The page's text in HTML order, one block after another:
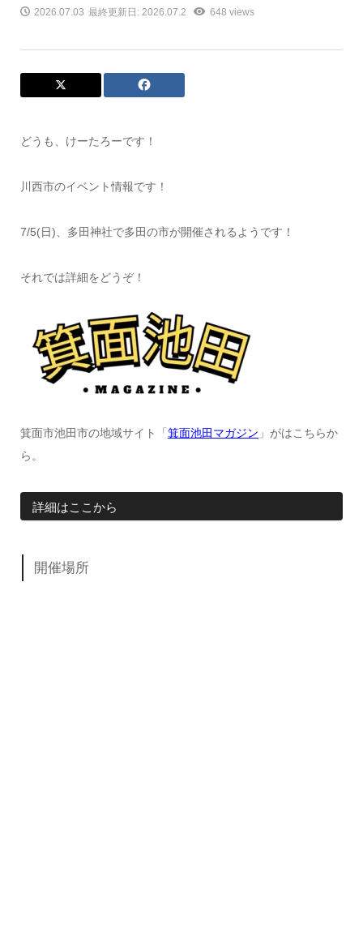
2026.07.03 最終更新日: 2026.07.2 648 views
どうも、けーたろーです！
川西市のイベント情報です！
7/5(日)、多田神社で多田の市が開催されるようです！
それでは詳細をどうぞ！
箕面市池田市の地域サイト「 箕面池田マガジン 」がはこちらか
ら。
詳細はここから
開催場所